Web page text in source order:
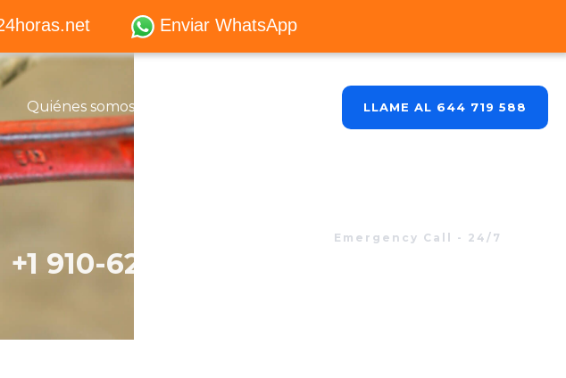
Enviar WhatsApp
Quiénes somos LLAME AL 644 719 588
Emergency Call - 24/7
+1 910-626-8525